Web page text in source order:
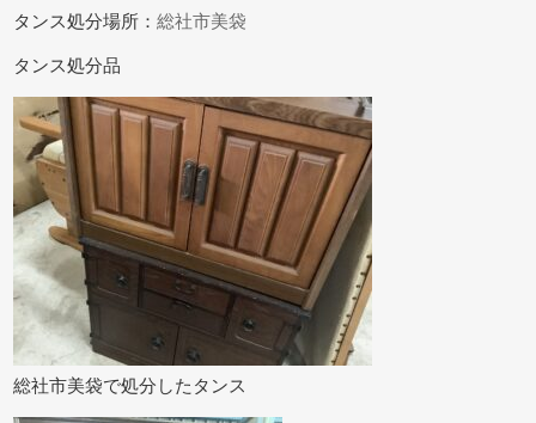
タンス処分場所：総社市美袋
タンス処分品
総社市美袋で処分したタンス